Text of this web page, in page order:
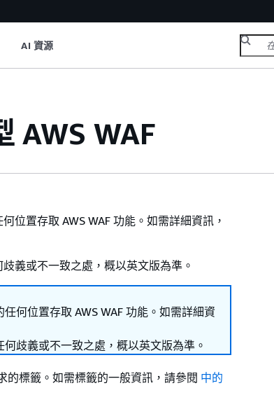
AI 資源
AWS WAF
位置存取 AWS WAF 功能。如需詳細資訊，
義或不一致之處，概以英文版為準。
何位置存取 AWS WAF 功能。如需詳細資
歧義或不一致之處，概以英文版為準。
的標籤。如需標籤的一般資訊，請參閱 中的